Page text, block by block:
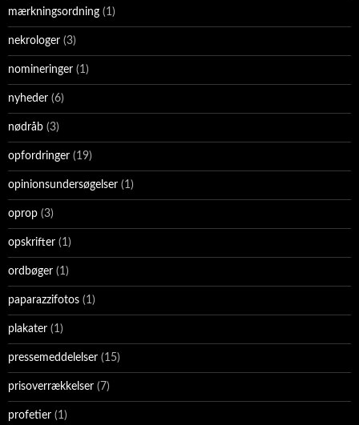
mærkningsordning (1)
nekrologer (3)
nomineringer (1)
nyheder (6)
nødråb (3)
opfordringer (19)
opinionsundersøgelser (1)
oprop (3)
opskrifter (1)
ordbøger (1)
paparazzifotos (1)
plakater (1)
pressemeddelelser (15)
prisoverrækkelser (7)
profetier (1)